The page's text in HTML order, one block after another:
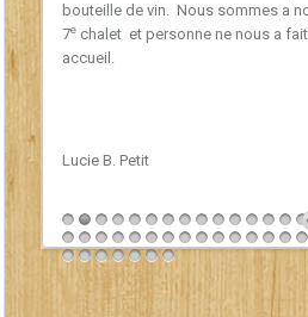
bouteille de vin. Nous sommes a
7e chalet et personne ne nous a
accueil.
Lucie B. Petit